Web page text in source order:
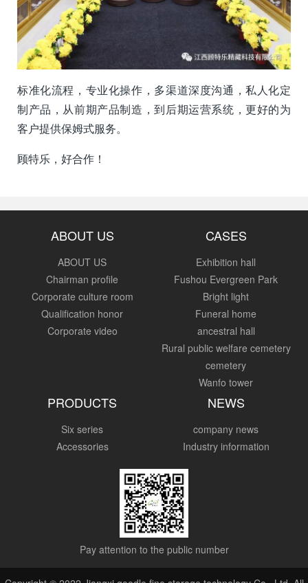
标准化流程，专业化操作，多渠道深度沟通，私人化定
制产品，从前期产品制造，到后期运营系统，更好的为
客户提供保姆式服务。
顾特乐，好合作！
ABOUT US
ABOUT US
Chairman profile
Corporate culture room
Qualification honor
Corporate video
CASES
Exhibition hall
Fushou Evergreen Park
Bright light
Funeral home
ancestral hall
Rural public welfare cemetery
cemetery
Wanfo tower
PRODUCTS
Six series
Accessories
NEWS
company news
Industry information
Pay attention to the public number